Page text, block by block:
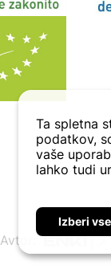
Avtor:
Ta spletna
podatkov,
vaše
lahko tudi
Izberi